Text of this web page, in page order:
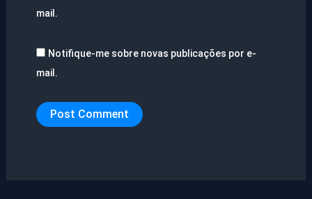
mail.
Notifique-me sobre novas publicações por e-
mail.